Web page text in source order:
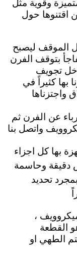
وقوية مثل
اقتنوها حول
الموقف ليصبح
بتوقف الفرن
تجويف
بها كثيراً في
واجتزناها
عن الفرن ثم
واتصل بنا
بها كل اجزاء
دقيقة وحاسمة
تحديد
،
القطعة
الطهي او